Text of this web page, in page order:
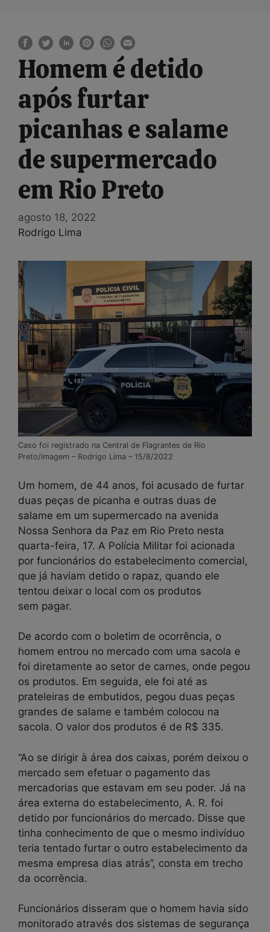
Homem é detido
após furtar
picanhas e salame
de supermercado
em Rio Preto
agosto 18, 2022
Rodrigo Lima
Caso foi registrado na Central de Flagrantes de Rio
Preto/imagem – Rodrigo Lima – 15/8/2022
Um homem, de 44 anos, foi acusado de furtar
duas peças de picanha e outras duas de
salame em um supermercado na avenida
Nossa Senhora da Paz em Rio Preto nesta
quarta-feira, 17. A Polícia Militar foi acionada
por funcionários do estabelecimento comercial,
que já haviam detido o rapaz, quando ele
tentou deixar o local com os produtos
sem pagar.
De acordo com o boletim de ocorrência, o
homem entrou no mercado com uma sacola e
foi diretamente ao setor de carnes, onde pegou
os produtos. Em seguida, ele foi até as
prateleiras de embutidos, pegou duas peças
grandes de salame e também colocou na
sacola. O valor dos produtos é de R$ 335.
“Ao se dirigir à área dos caixas, porém deixou o
mercado sem efetuar o pagamento das
mercadorias que estavam em seu poder. Já na
área externa do estabelecimento, A. R. foi
detido por funcionários do mercado. Disse que
tinha conhecimento de que o mesmo indivíduo
teria tentado furtar o outro estabelecimento da
mesma empresa dias atrás”, consta em trecho
da ocorrência.
Funcionários disseram que o homem havia sido
monitorado através dos sistemas de segurança